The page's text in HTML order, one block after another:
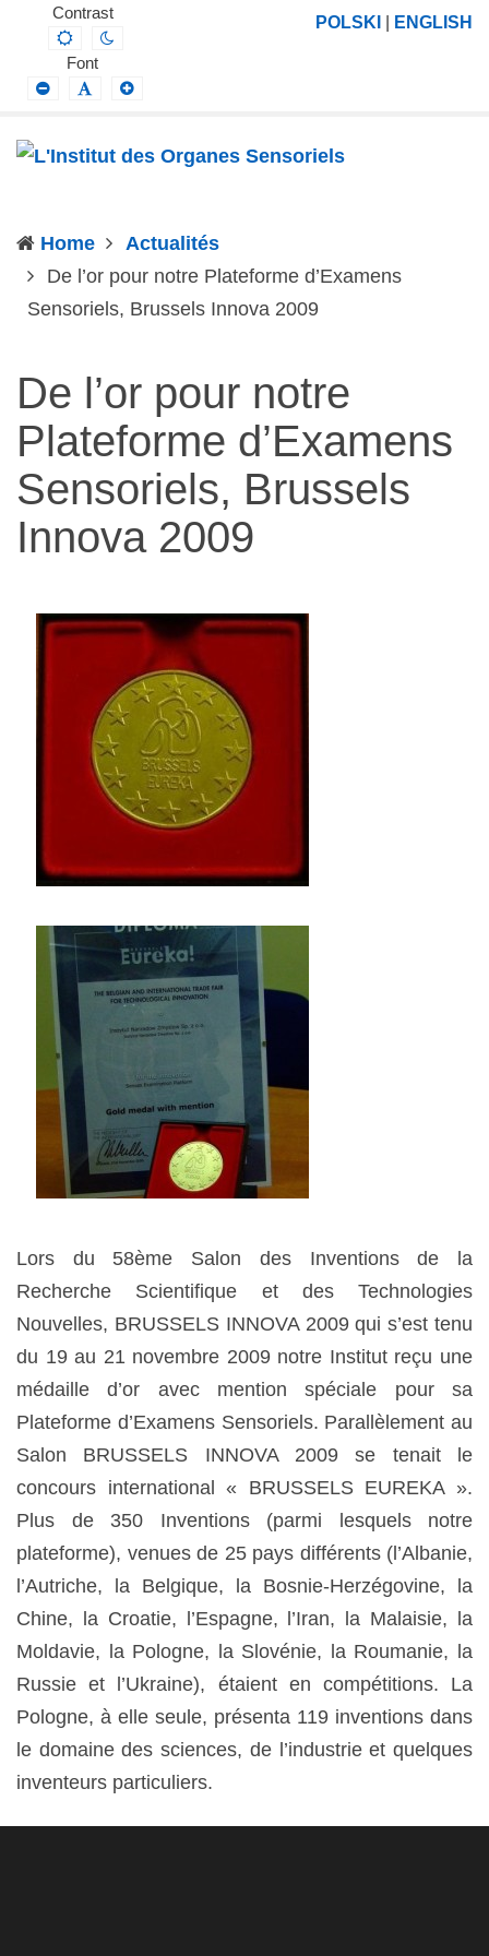
L'Institut
Organes
Projektowanie,
prowadzenie
prac
zakresu
profilaktyki,
leczenia
rehabilitacji
schorzeń
narządów
zmysłów
Contrast
DefaultNight
Font
SmallerDefaultLarger
POLSKI | ENGLISH
Home
Actualités
De l’or pour notre Plateforme d’Examens
Sensoriels, Brussels Innova 2009(current)
De l’or pour notre
Plateforme d’Examens
Sensoriels, Brussels
Innova 2009
Lors du 58ème Salon des Inventions de la
Recherche Scientifique et des Technologies
Nouvelles, BRUSSELS INNOVA 2009 qui s’est tenu
du 19 au 21 novembre 2009 notre Institut reçu une
médaille d’or avec mention spéciale pour sa
Plateforme d’Examens Sensoriels. Parallèlement au
Salon BRUSSELS INNOVA 2009 se tenait le
concours international « BRUSSELS EUREKA ».
Plus de 350 Inventions (parmi lesquels notre
plateforme), venues de 25 pays différents (l’Albanie,
l’Autriche, la Belgique, la Bosnie-Herzégovine, la
Chine, la Croatie, l’Espagne, l’Iran, la Malaisie, la
Moldavie, la Pologne, la Slovénie, la Roumanie, la
Russie et l’Ukraine), étaient en compétitions. La
Pologne, à elle seule, présenta 119 inventions dans
le domaine des sciences, de l’industrie et quelques
inventeurs particuliers.